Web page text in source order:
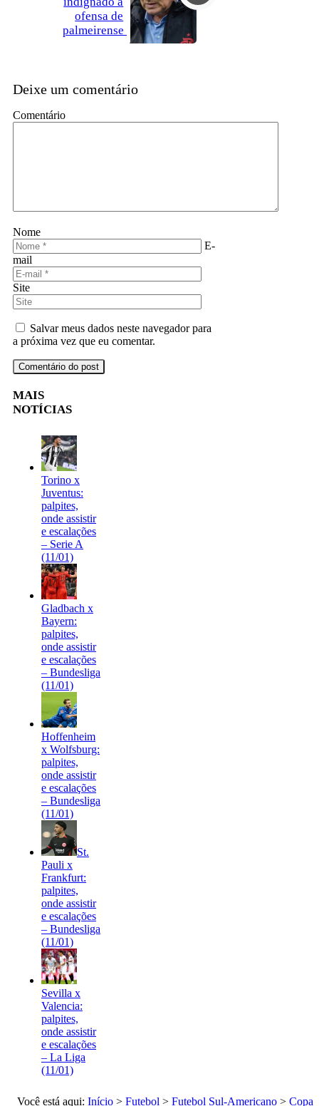
ofensa de
palmeirense
Deixe um comentário
Comentário
Nome
E-
mail
Site
Salvar meus dados neste navegador para
a próxima vez que eu comentar.
MAIS
NOTÍCIAS
Torino x
Juventus:
palpites,
onde assistir
e escalações
– Serie A
(11/01)
Gladbach x
Bayern:
palpites,
onde assistir
e escalações
– Bundesliga
(11/01)
Hoffenheim
x Wolfsburg:
palpites,
onde assistir
e escalações
– Bundesliga
(11/01)
St.
Pauli x
Frankfurt:
palpites,
onde assistir
e escalações
– Bundesliga
(11/01)
Sevilla x
Valencia:
palpites,
onde assistir
e escalações
– La Liga
(11/01)
Você está aqui: Início > Futebol > Futebol Sul-Americano > Copa